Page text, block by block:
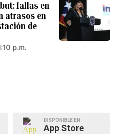
fallas en
atrasos en
de
p.m.
DISPONIBLE EN
App Store